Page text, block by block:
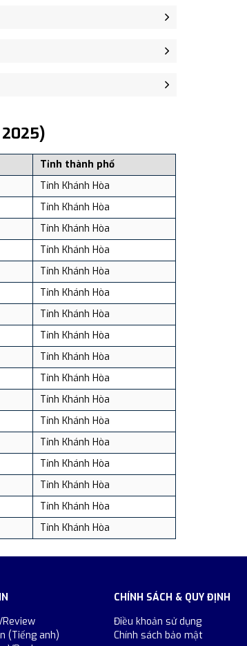
Phước.
thuận tiện giao thông.
người/km²
2025)
Tỉnh thành phố
Tỉnh Khánh Hòa
Tỉnh Khánh Hòa
Tỉnh Khánh Hòa
Tỉnh Khánh Hòa
Tỉnh Khánh Hòa
Tỉnh Khánh Hòa
Tỉnh Khánh Hòa
Tỉnh Khánh Hòa
Tỉnh Khánh Hòa
Tỉnh Khánh Hòa
Tỉnh Khánh Hòa
Tỉnh Khánh Hòa
Tỉnh Khánh Hòa
Tỉnh Khánh Hòa
Tỉnh Khánh Hòa
Tỉnh Khánh Hòa
Tỉnh Khánh Hòa
(Tiếng anh)
CHÍNH SÁCH & QUY ĐỊNH
Điều khoản sử dụng
Chính sách bảo mật